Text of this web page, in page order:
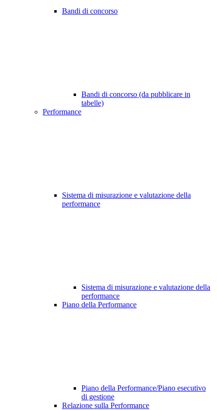
Bandi di concorso
Bandi di concorso (da pubblicare in
tabelle)
Performance
Sistema di misurazione e valutazione della
performance
Sistema di misurazione e valutazione della
performance
Piano della Performance
Piano della Performance/Piano esecutivo
di gestione
Relazione sulla Performance